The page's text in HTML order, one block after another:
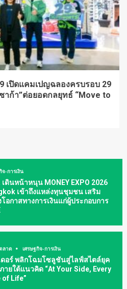
เปิดแคมเปญฉลองครบรอบ 29
าก้า”ต่อยอดกลยุทธ์ “Move to
จ-การเงิน
เดินหน้าหนุน MONEY EXPO 2026
เข้าถึงแหล่งทุนชุมชน เสริม
โอกาสทางการเงินแก่ผู้ประกอบการ
ลาด เศรษฐกิจ-การเงิน
ดอร์ พลิกโฉมโซลูชันสู่ไลฟ์สไตล์ยุค
ายใต้แนวคิด “At Your Side, Every
of Life”